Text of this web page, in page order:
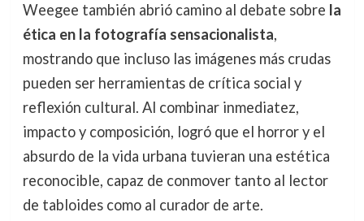
Weegee también abrió camino al debate sobre la
ética en la fotografía sensacionalista,
mostrando que incluso las imágenes más crudas
pueden ser herramientas de crítica social y
reflexión cultural. Al combinar inmediatez,
impacto y composición, logró que el horror y el
absurdo de la vida urbana tuvieran una estética
reconocible, capaz de conmover tanto al lector
de tabloides como al curador de arte.